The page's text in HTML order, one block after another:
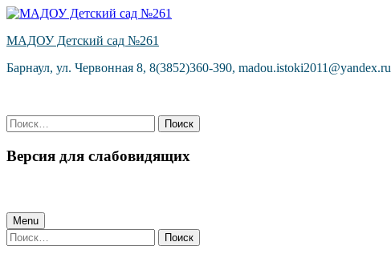
Skip
content
МАДОУ Детский сад №261
Барнаул, ул. Червонная 8, 8(3852)360-390, madou.istoki2011@yandex.ru
Найти:
Версия для слабовидящих
Primary
Menu
Menu
Найти: